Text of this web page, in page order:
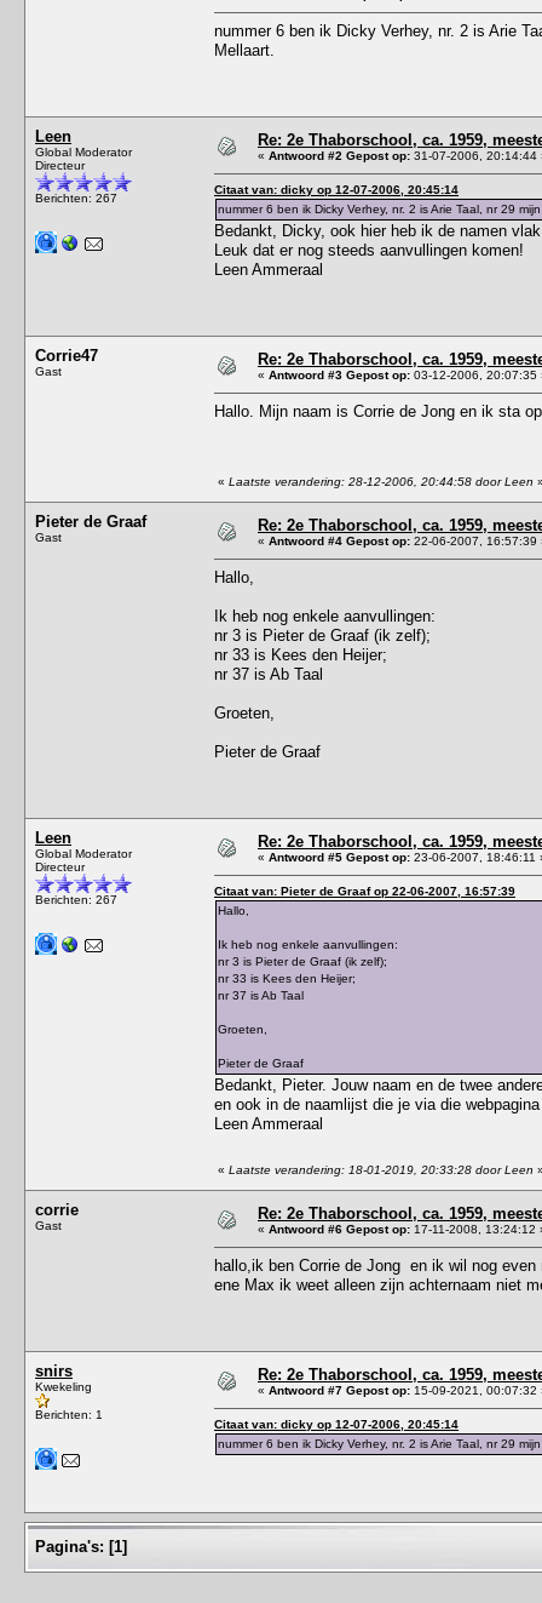
nummer 6 ben ik Dicky Verhey, nr. 2 is Arie
Mellaart.
Leen
Global Moderator
Directeur
Berichten: 267
Re: 2e Thaborschool, ca. 1959,
« Antwoord #2 Gepost op: 31-07-2006, 20:14:44
Citaat van: dicky op 12-07-2006, 20:45:14
nummer 6 ben ik Dicky Verhey, nr. 2 is Arie Taal, nr 29
Bedankt, Dicky, ook hier heb ik de namen
Leuk dat er nog steeds aanvullingen komen!
Leen Ammeraal
Corrie47
Gast
Re: 2e Thaborschool, ca. 1959,
« Antwoord #3 Gepost op: 03-12-2006, 20:07:35
Hallo. Mijn naam is Corrie de Jong en ik sta
« Laatste verandering: 28-12-2006, 20:44:58 door Leen
Pieter de Graaf
Gast
Re: 2e Thaborschool, ca. 1959,
« Antwoord #4 Gepost op: 22-06-2007, 16:57:39
Hallo,
Ik heb nog enkele aanvullingen:
nr 3 is Pieter de Graaf (ik zelf);
nr 33 is Kees den Heijer;
nr 37 is Ab Taal
Groeten,
Pieter de Graaf
Leen
Global Moderator
Directeur
Berichten: 267
Re: 2e Thaborschool, ca. 1959,
« Antwoord #5 Gepost op: 23-06-2007, 18:46:11
Citaat van: Pieter de Graaf op 22-06-2007, 16:57:39
Hallo,
Ik heb nog enkele aanvullingen:
nr 3 is Pieter de Graaf (ik zelf);
nr 33 is Kees den Heijer;
nr 37 is Ab Taal
Groeten,
Pieter de Graaf
Bedankt, Pieter. Jouw naam en de twee
en ook in de naamlijst die je via die
Leen Ammeraal
« Laatste verandering: 18-01-2019, 20:33:28 door Leen
corrie
Gast
Re: 2e Thaborschool, ca. 1959,
« Antwoord #6 Gepost op: 17-11-2008, 13:24:12
hallo,ik ben Corrie de Jong en ik wil nog
ene Max ik weet alleen zijn achternaam niet
snirs
Kwekeling
Berichten: 1
Re: 2e Thaborschool, ca. 1959,
« Antwoord #7 Gepost op: 15-09-2021, 00:07:32
Citaat van: dicky op 12-07-2006, 20:45:14
nummer 6 ben ik Dicky Verhey, nr. 2 is Arie Taal, nr 29
Pagina's: [1]